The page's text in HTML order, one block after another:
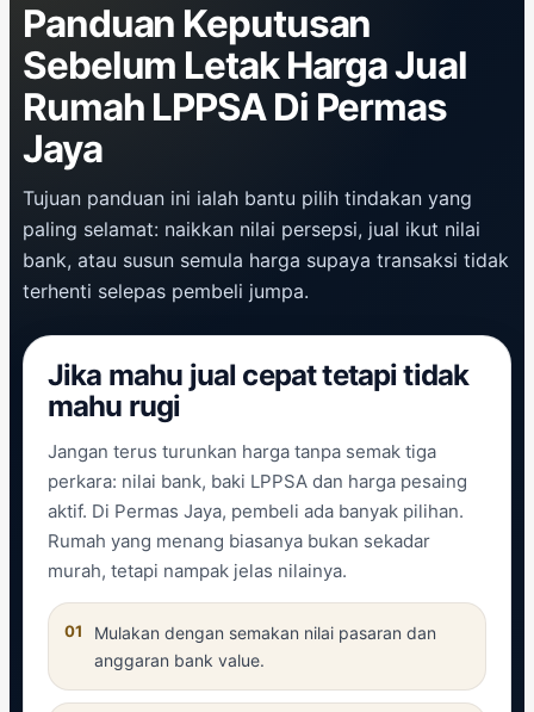
Panduan Keputusan
Sebelum Letak Harga Jual
Rumah LPPSA Di Permas
Jaya
Tujuan panduan ini ialah bantu pilih tindakan yang
paling selamat: naikkan nilai persepsi, jual ikut nilai
bank, atau susun semula harga supaya transaksi tidak
terhenti selepas pembeli jumpa.
Jika mahu jual cepat tetapi tidak
mahu rugi
Jangan terus turunkan harga tanpa semak tiga
perkara: nilai bank, baki LPPSA dan harga pesaing
aktif. Di Permas Jaya, pembeli ada banyak pilihan.
Rumah yang menang biasanya bukan sekadar
murah, tetapi nampak jelas nilainya.
01
Mulakan dengan semakan nilai pasaran dan
anggaran bank value.